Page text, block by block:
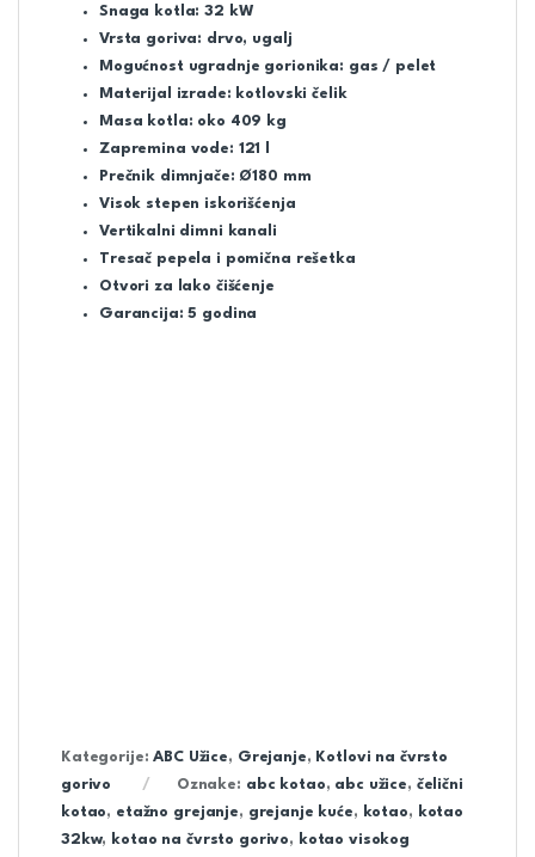
Snaga kotla: 32 kW
Vrsta goriva: drvo, ugalj
Mogućnost ugradnje gorionika: gas / pelet
Materijal izrade: kotlovski čelik
Masa kotla: oko 409 kg
Zapremina vode: 121 l
Prečnik dimnjače: Ø180 mm
Visok stepen iskorišćenja
Vertikalni dimni kanali
Tresač pepela i pomična rešetka
Otvori za lako čišćenje
Garancija: 5 godina
Kategorije:ABC Užice, Grejanje, Kotlovi na čvrsto
gorivo
Oznake: abc kotao, abc užice, čelični
kotao, etažno grejanje, grejanje kuće, kotao,
kotao
32kw, kotao na čvrsto gorivo,
kotao visokog